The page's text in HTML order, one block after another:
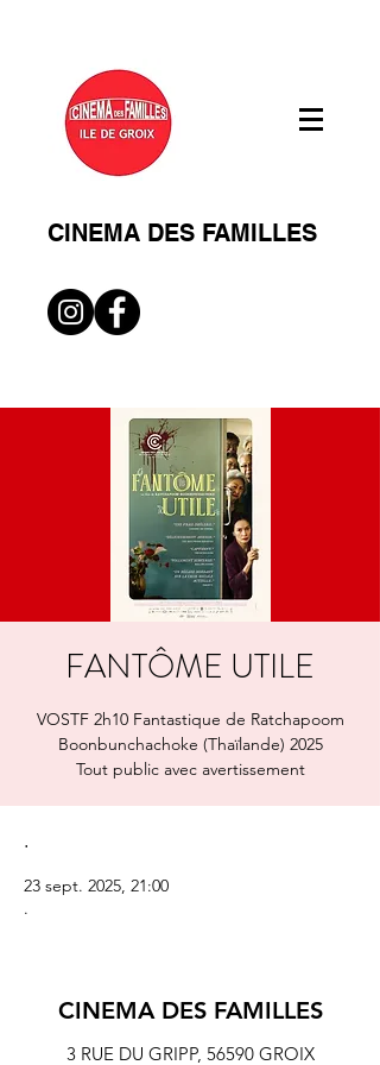
CINEMA DES FAMILLES
FANTÔME UTILE
VOSTF 2h10 Fantastique de Ratchapoom
Boonbunchachoke (Thaïlande) 2025
Tout public avec avertissement
.
23 sept. 2025, 21:00
.
CINEMA DES FAMILLES
3 RUE DU GRIPP, 56590 GROIX